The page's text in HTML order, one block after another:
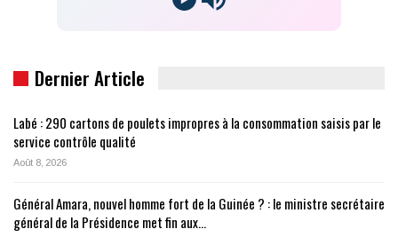
Dernier Article
Labé : 290 cartons de poulets impropres à la consommation saisis par le
service contrôle qualité
Août 8, 2026
Général Amara, nouvel homme fort de la Guinée ? : le ministre secrétaire
général de la Présidence met fin aux…